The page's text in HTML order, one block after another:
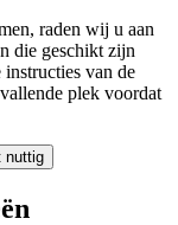
raden wij u aan
die geschikt zijn
van de
plek voordat
nuttig